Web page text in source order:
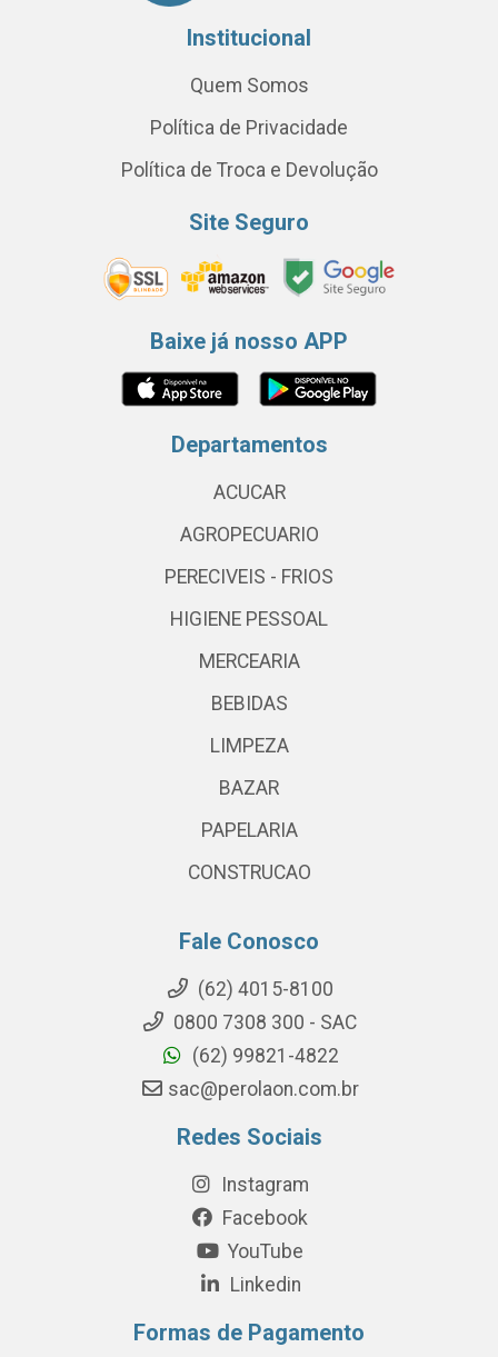
Institucional
Quem Somos
Política de Privacidade
Política de Troca e Devolução
Site Seguro
Baixe já nosso APP
Departamentos
ACUCAR
AGROPECUARIO
PERECIVEIS - FRIOS
HIGIENE PESSOAL
MERCEARIA
BEBIDAS
LIMPEZA
BAZAR
PAPELARIA
CONSTRUCAO
Fale Conosco
(62) 4015-8100
0800 7308 300 - SAC
(62) 99821-4822
sac@perolaon.com.br
Redes Sociais
Instagram
Facebook
YouTube
Linkedin
Formas de Pagamento